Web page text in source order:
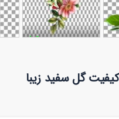
تومان
گل سفید زیبا